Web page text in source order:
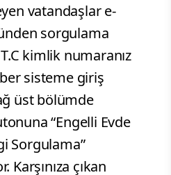
vatandaşlar e-
sorgulama
kimlik numaranız
sisteme giriş
üst bölümde
“Engelli Evde
Sorgulama”
Karşınıza çıkan